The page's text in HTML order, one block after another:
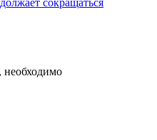
необходимо